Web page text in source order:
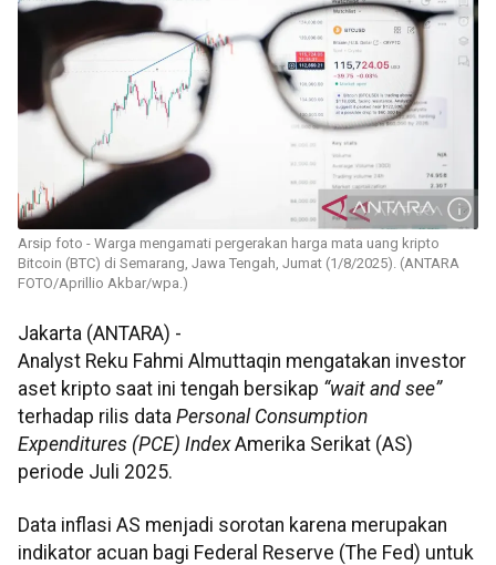
Arsip foto - Warga mengamati pergerakan harga mata uang kripto
Bitcoin (BTC) di Semarang, Jawa Tengah, Jumat (1/8/2025). (ANTARA
FOTO/Aprillio Akbar/wpa.)
Jakarta (ANTARA) -
Analyst Reku Fahmi Almuttaqin mengatakan investor
aset kripto saat ini tengah bersikap “wait and see”
terhadap rilis data Personal Consumption
Expenditures (PCE) IndexAmerika Serikat (AS)
periode Juli 2025.
Data inflasi AS menjadi sorotan karena merupakan
indikator acuan bagi Federal Reserve (The Fed) untuk